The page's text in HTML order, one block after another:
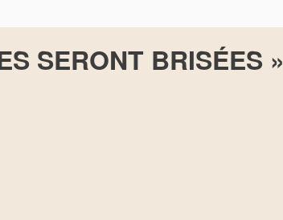
SERONT BRISÉES »